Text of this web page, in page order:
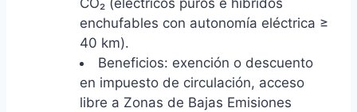
CO₂ (eléctricos puros e híbridos
enchufables con autonomía eléctrica ≥
40 km).
Beneficios: exención o descuento
en impuesto de circulación, acceso
libre a Zonas de Bajas Emisiones